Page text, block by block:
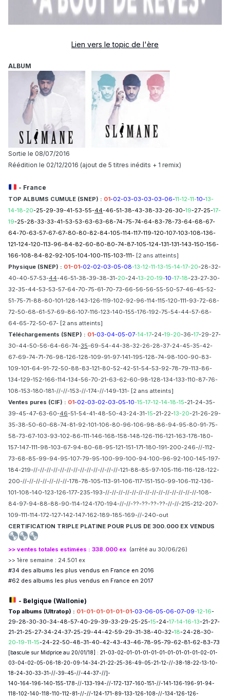
Lien vers le topic de l'ère
ALBUM
Sortie le 08/07/2016
Réédition le 02/12/2016 (ajout de 5 titres inédits + 1 remix)
- France
TOP ALBUMS CUMULE (SNEP) : 01-02-03-03-03-03-06-11-12-11-10-13-
14-18-20-25-29-39-41-53-55-44-46-51-38-43-38-33-26-30-19-27-25-17-
19-25-28-33-33-41-53-53-63-63-68-74-75-74-64-83-78-73-64-68-67-
64-70-63-57-67-67-80-80-82-84-105-114-117-119-120-107-103-108-136-
121-124-120-113-96-84-82-60-80-80-74-87-105-124-131-131-143-150-156-
166-108-84-82-92-105-104-100-115-103-111- [2 ans atteints]
Ph ysique (SNEP) : 01-01-02-02-03-05-08-13-12-11-13-15-14-17-20-28-32-
40-40-57-53-44-46-51-38-39-38-31-20-24-13-20-19-10-17-18-23-27-30-
32-35-44-53-53-57-64-70-75-61-70-73-66-56-56-55-50-57-46-45-52-
51-75-71-88-80-101-128-143-126-119-102-92-96-114-115-120-111-93-72-68-
72-50-68-61-57-69-86-107-116-123-140-155-176-192-75-54-44-57-68-
64-65-72-50-67- [2 ans atteints]
Téléchargements (SNEP) : 01-03-04-05-07-14-17-24-19-20-36-17-29-27-
30-44-50-56-64-66-74-35-69-54-44-38-32-26-28-37-24-45-35-42-
67-69-74-71-76-98-126-128-109-91-97-141-195-128-74-98-100-90-83-
109-101-64-91-72-50-88-83-121-80-52-42-51-54-53-92-78-79-113-86-
134-129-152-166-114-134-56-70-21-63-62-60-98-128-134-133-110-87-76-
108-153-180-181-//-//-153-//-174-//-149-131- [2 ans atteints]
Ventes pures (CIF) : 01-02-03-02-03-05-10-15-17-12-14-18-15-21-24-35-
39-45-47-63-60-46-51-54-41-48-50-43-24-31-15-21-22-13-20-21-26-29-
35-38-50-60-68-74-81-92-101-106-80-96-106-98-86-94-95-80-91-75-
58-73-67-103-93-102-86-111-146-168-158-148-126-116-121-163-178-180-
157-147-111-98-103-67-94-80-68-95-121-151-171-180-191-200-246-//-112-
73-68-85-99-94-95-107-79-95-100-99-100-94-100-96-92-100-145-197-
184-219-//-//-//-//-//-//-//-//-//-//-//-//-//-121-88-85-97-105-116-116-128-122-
200-//-//-//-//-//-//-//-178-78-105-113-91-106-117-151-150-99-106-112-136-
101-108-140-123-126-177-235-193-//-//-//-//-//-//-//-//-//-//-//-//-//-//-108-
84-97-94-88-88-90-114-124-170-194-//-//-??-??-??-??-//-//-215-212-207-
109-111-114-172-127-142-147-162-189-185-169-//-240-out
CERTIFICATION TRIPLE PLATINE POUR PLUS DE 300.000 EX VENDUS
>> ventes totales estimées : 338.000 ex (arrêté au 30/06/26)
>> 1ère semaine : 24.501 ex
#34 des albums les plus vendus en France en 2016
#62 des albums les plus vendus en France en 2017
- Belgique (Wallonie)
Top albums (Ultratop) : 01-01-01-01-01-01-03-06-05-06-07-09-12-16-
29-28-30-30-34-48-57-40-29-39-33-29-25-25-15-24-17-14-16-13-21-27-
21-21-25-27-34-24-37-25-29-44-42-59-29-31-38-40-32-18-24-28-30-
20-19-11-15-24-22-50-48-31-40-42-43-43-46-78-95-79-62-81-62-83-73
[bascule sur Midprice au 20/01/18] : 21-03-02-01-01-01-01-01-01-01-01-01-02-01-
03-04-02-05-06-18-20-09-14-34-21-22-25-36-49-05-21-12-//-38-18-22-13-10-
18-24-30-33-31-//-39-45-//-44-37-//]-
140-164-196-140-155-178-//-133-194-//-172-137-160-151-//-141-136-196-91-94-
118-102-140-118-110-112-81-//-//-124-171-89-133-126-108-//-134-126-126-